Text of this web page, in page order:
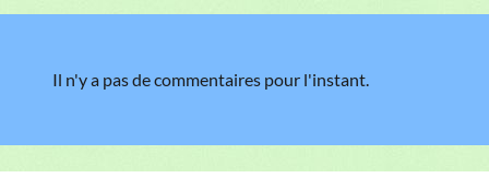
Il n'y a pas de commentaires pour l'instant.